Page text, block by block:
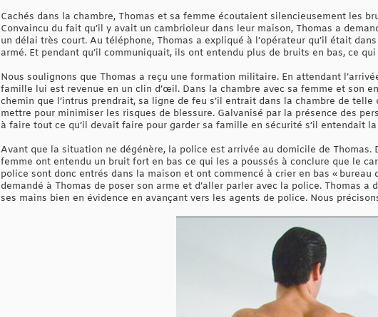
Cachés dans la chambre, Thomas et sa femme écoutaient silencieusement les
Convaincu du fait qu’il y avait un cambrioleur dans leur maison, Thomas a
un délai très court. Au téléphone, Thomas a expliqué à l’opérateur qu’il était
armé. Et pendant qu’il communiquait, ils ont entendu plus de bruits en bas, ce
Nous soulignons que Thomas a reçu une formation militaire. En attendant
famille lui est revenue en un clin d’œil. Dans la chambre avec sa femme et son
chemin que l’intrus prendrait, sa ligne de feu s’il entrait dans la chambre de
mettre pour minimiser les risques de blessure. Galvanisé par la présence des
à faire tout ce qu’il devait faire pour garder sa famille en sécurité s’il entendait la
Avant que la situation ne dégénère, la police est arrivée au domicile de Thomas.
femme ont entendu un bruit fort en bas ce qui les a poussés à conclure que le
police sont donc entrés dans la maison et ont commencé à crier en bas «
demandé à Thomas de poser son arme et d’aller parler avec la police. Thomas
ses mains bien en évidence en avançant vers les agents de police. Nous